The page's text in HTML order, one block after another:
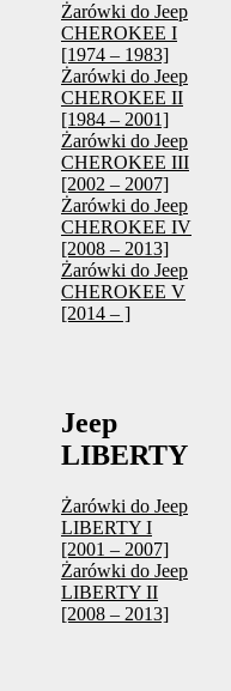
Żarówki do Jeep
CHEROKEE I
[1974 – 1983]
Żarówki do Jeep
CHEROKEE II
[1984 – 2001]
Żarówki do Jeep
CHEROKEE III
[2002 – 2007]
Żarówki do Jeep
CHEROKEE IV
[2008 – 2013]
Żarówki do Jeep
CHEROKEE V
[2014 – ]
Jeep
LIBERTY
Żarówki do Jeep
LIBERTY I
[2001 – 2007]
Żarówki do Jeep
LIBERTY II
[2008 – 2013]